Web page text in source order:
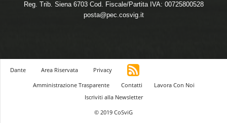
Reg. Trib. Siena 6703 Cod. Fiscale/Partita IVA: 00725800528
posta@pec.cosvig.it
Dante Area Riservata
Privacy
Amministrazione Trasparente
Contatti
Lavora Con Noi
Iscriviti alla Newsletter
© 2019 CoSviG